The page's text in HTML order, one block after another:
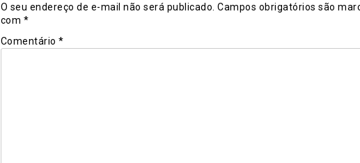
O seu endereço de e-mail não será publicado. Campos obrigatórios são
com *
Comentário *